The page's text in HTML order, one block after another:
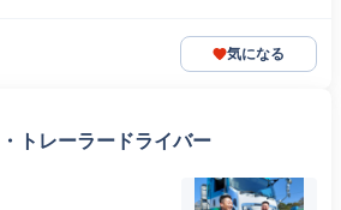
気になる
トレーラードライバー